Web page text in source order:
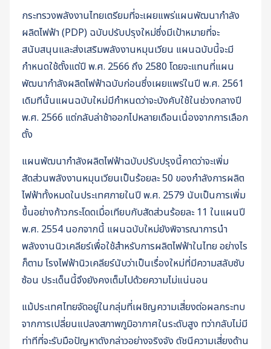
กระทรวงพลังงานไทยเตรียมที่จะเผยแพร่แผนพัฒนากำลัง
ผลิตไฟฟ้า (PDP) ฉบับปรับปรุงใหม่ซึ่งมีเป้าหมายที่จะ
สนับสนุนและส่งเสริมพลังงานหมุนเวียน แผนฉบับนี้จะมี
กำหนดใช้ตั้งแต่ปี พ.ศ. 2566 ถึง 2580 โดยจะแทนที่แผน
พัฒนากำลังผลิตไฟฟ้าฉบับก่อนซึ่งเผยแพร่ในปี พ.ศ. 2561
เดิมทีนั้นแผนฉบับใหม่มีกำหนดว่าจะบังคับใช้ในช่วงกลางปี
พ.ศ. 2566 แต่กลับล่าช้าออกไปหลายเดือนเนื่องจากการเลือก
ตั้ง
แผนพัฒนากำลังผลิตไฟฟ้าฉบับปรับปรุงนี้คาดว่าจะเพิ่ม
สัดส่วนพลังงานหมุนเวียนเป็นร้อยละ 50 ของกำลังการผลิต
ไฟฟ้าทั้งหมดในประเทศภายในปี พ.ศ. 2579 นับเป็นการเพิ่ม
ขึ้นอย่างก้าวกระโดดเมื่อเทียบกับสัดส่วนร้อยละ 11 ในแผนปี
พ.ศ. 2554 นอกจากนี้ แผนฉบับใหม่ยังพิจารณาการนำ
พลังงานนิวเคลียร์เพื่อใช้สำหรับการผลิตไฟฟ้าในไทย อย่างไร
ก็ตาม โรงไฟฟ้านิวเคลียร์นับว่าเป็นเรื่องใหม่ที่มีความสลับซับ
ซ้อน ประเด็นนี้จึงยังคงเต็มไปด้วยความไม่แน่นอน
แม้ประเทศไทยจัดอยู่ในกลุ่มที่เผชิญความเสี่ยงต่อผลกระทบ
จากการเปลี่ยนแปลงสภาพภูมิอากาศในระดับสูง ทว่ากลับไม่มี
ท่าทีที่จะรับมือปัญหาดังกล่าวอย่างจริงจัง ดัชนีความเสี่ยงด้าน